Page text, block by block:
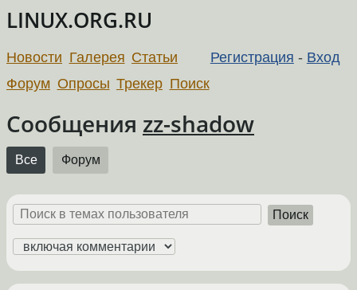
LINUX.ORG.RU
Регистрация - Вход
Новости Галерея Статьи
Форум Опросы Трекер Поиск
Сообщения zz-shadow
Все Форум
Поиск